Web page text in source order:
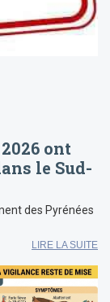
ont
le Sud-
des Pyrénées
LIRE LA SUITE